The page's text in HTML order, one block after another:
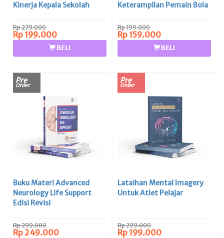
Kinerja Kepala Sekolah
Rp 279.000
Rp 199.000
BELI
Keterampilan Pemain Bola
Rp 199.000
Rp 159.000
BELI
Pre
Order
Buku Materi Advanced
Neurology Life Support
Edisi Revisi
Rp 299.000
Rp 249.000
Pre
Order
Lataihan Mental Imagery
Untuk Atlet Pelajar
Rp 299.000
Rp 199.000